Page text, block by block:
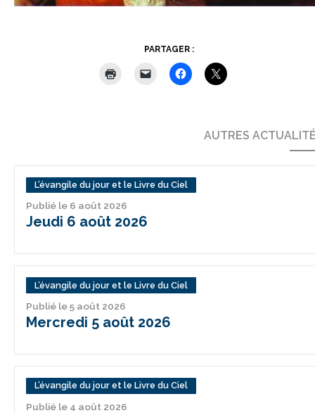
PARTAGER :
AUTRES
L’évangile du jour et le Livre du Ciel
Publié le 6 août 2026
Jeudi 6 août 2026
L’évangile du jour et le Livre du Ciel
Publié le 5 août 2026
Mercredi 5 août 2026
L’évangile du jour et le Livre du Ciel
Publié le 4 août 2026